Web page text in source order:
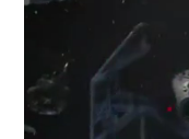
animację
zapowiadającą
„Star